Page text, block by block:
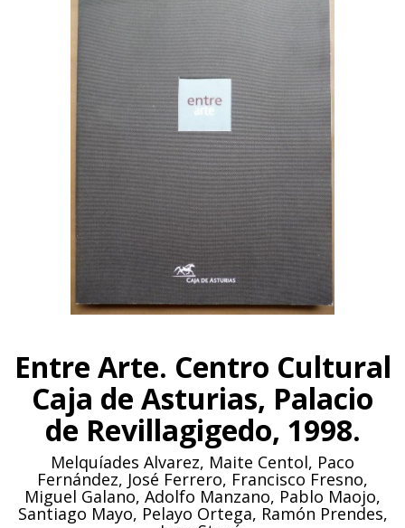
Entre Arte. Centro Cultural
Caja de Asturias, Palacio
de Revillagigedo, 1998.
Melquíades Alvarez, Maite Centol, Paco
Fernández, José Ferrero, Francisco Fresno,
Miguel Galano, Adolfo Manzano, Pablo Maojo,
Santiago Mayo, Pelayo Ortega, Ramón Prendes,